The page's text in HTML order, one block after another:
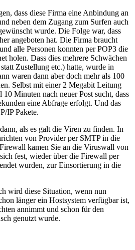
dass diese Firma eine Anbindung an
neben dem Zugang zum Surfen auch
wurde. Die Folge war, dass
angeboten hat. Die Firma braucht
alle Personen konnten per POP3 die
holen. Dass dies mehrere Schwächen
Zustellung etc.) hatte, wurde in
waren dann aber doch mehr als 100
Selbst mit einer 2 Megabit Leitung
10 Minuten nach neuer Post sucht, dass
eine Abfrage erfolgt. Und das
IP Pakete.
als es galt die Viren zu finden. In
von Provider per SMTP in die
kamen Sie an die Viruswall von
fest, wieder über die Firewall per
wurden, zur Einsortierung in die
wird diese Situation, wenn nun
länger ein Hostsystem verfügbar ist,
annimmt und schon für den
genutzt wurde.